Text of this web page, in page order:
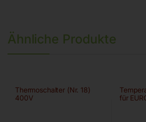
Ähnliche Produkte
Thermoschalter (Nr. 18)
400V
für